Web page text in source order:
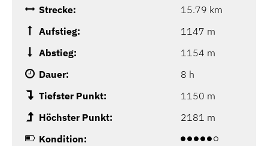
Strecke:
15.79 km
Aufstieg:
1147 m
Abstieg:
1154 m
Dauer:
8 h
Tiefster Punkt:
1150 m
Höchster Punkt:
2181 m
Kondition: